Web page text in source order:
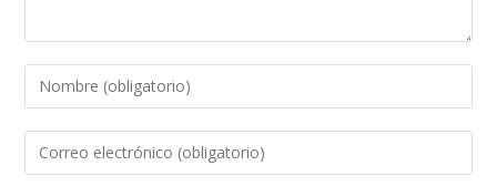
Introduce
tu
nombre
Introduce
tu